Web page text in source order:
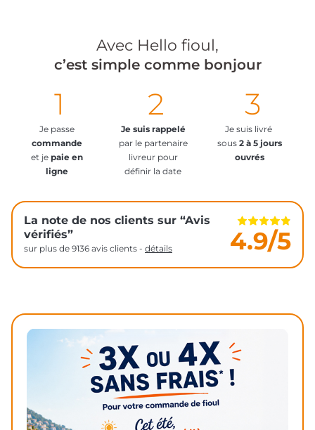
Avec Hello fioul,
c’est simple comme bonjour
1
Je passe
commande
et je paie en
ligne
2
Je suis rappelé
par le partenaire
livreur pour
définir la date
3
Je suis livré
sous2 à 5 jours
ouvrés
La note de nos clients sur “Avis
vérifiés”
sur plus de 9136 avis clients - détails 4.9/5